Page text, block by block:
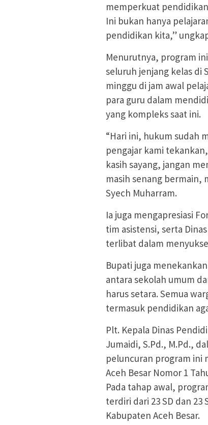
memperkuat
Ini bukan hanya
pendidikan kita,”
Menurutnya, program
seluruh jenjang kelas di
minggu di jam awal
para guru dalam
yang kompleks saat ini.
“Hari ini, hukum sudah
pengajar kami
kasih sayang, jangan
masih senang bermain,
Syech Muharram.
Ia juga mengapresiasi
tim asistensi, serta
terlibat dalam
Bupati juga
antara sekolah umum
harus setara. Semua
termasuk pendidikan
Plt. Kepala Dinas
Jumaidi, S.Pd., M.Pd.,
peluncuran program ini
Aceh Besar Nomor 1
Pada tahap awal,
terdiri dari 23 SD dan 23
Kabupaten Aceh Besar.